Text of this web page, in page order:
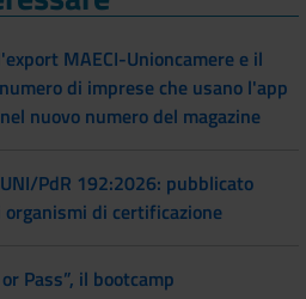
MAECI-Unioncamere e il
di imprese che usano l'app
nuovo numero del magazine
PdR 192:2026: pubblicato
di certificazione
Pass”, il bootcamp